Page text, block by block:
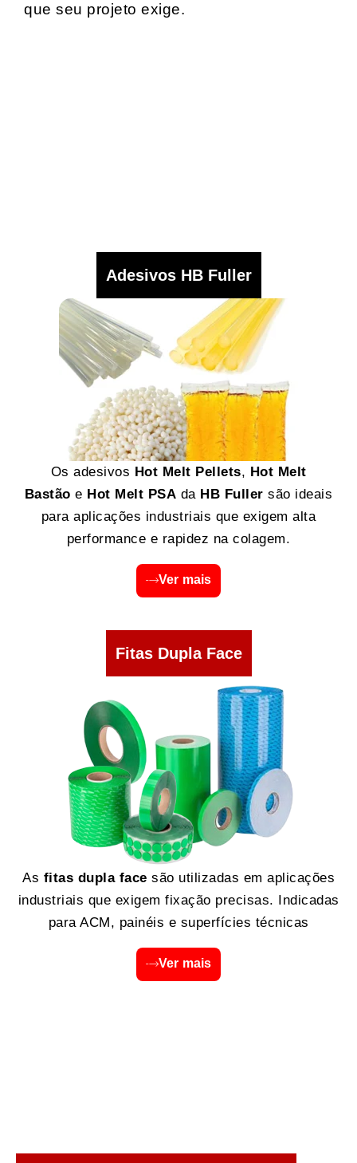
que seu projeto exige.
Adesivos HB Fuller
Os adesivos Hot Melt Pellets, Hot Melt
Bastão e Hot Melt PSA da HB Fuller são ideais
para aplicações industriais que exigem alta
performance e rapidez na colagem.
Ver mais
Fitas Dupla Face
As fitas dupla face são utilizadas em aplicações
industriais que exigem fixação precisas. Indicadas
para ACM, painéis e superfícies técnicas
Ver mais